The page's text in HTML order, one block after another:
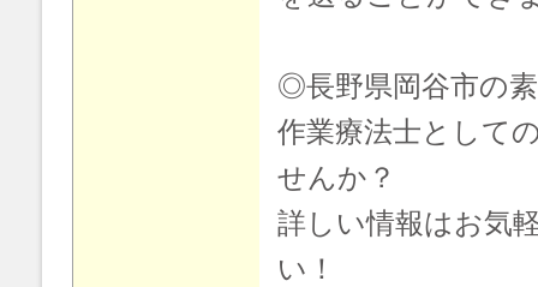
◎長野県岡谷市の
作業療法士として
せんか？
詳しい情報はお気
い！